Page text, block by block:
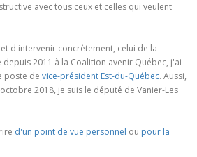
avec tous ceux et celles qui veulent
d'intervenir concrètement, celui de la
2011 à la Coalition avenir Québec, j'ai
poste de vice-président Est-du-Québec. Aussi,
2018, je suis le député de Vanier-Les
d'un point de vue personnel ou pour la